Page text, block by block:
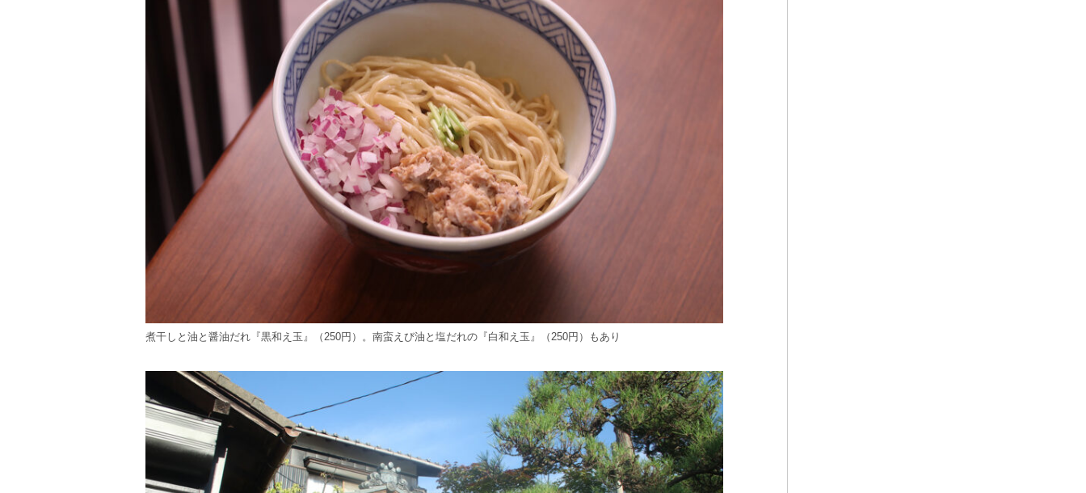
煮干しと油と醤油だれ『黒和え玉』（250円）。南蛮えび油と塩だれの『白和え玉』（250円）もあり